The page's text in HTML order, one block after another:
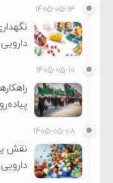
۱۴۰۵-۰۵-۱۳
۱۴۰۵-۰۵-۱۰
۱۴۰۵-۰۵-۰۸
نقش
دارویی